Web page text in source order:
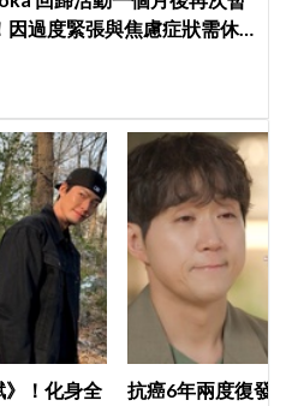
因過度緊張與焦慮症狀需休
》！化身全
抗癌6年兩度復發